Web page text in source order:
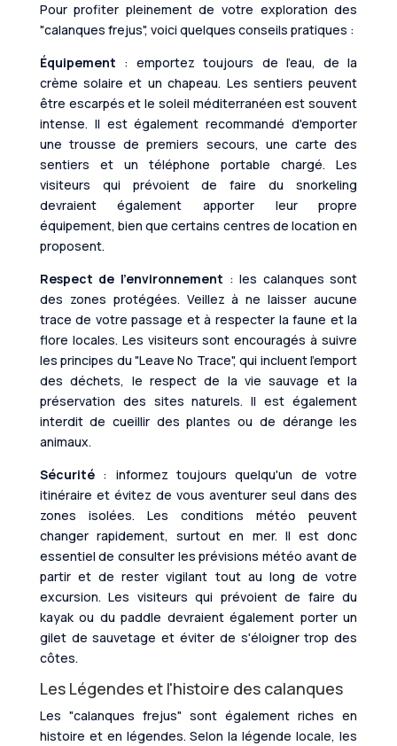
Pour profiter pleinement de votre exploration des
"calanques frejus", voici quelques conseils pratiques :
Équipement : emportez toujours de l'eau, de la
crème solaire et un chapeau. Les sentiers peuvent
être escarpés et le soleil méditerranéen est souvent
intense. Il est également recommandé d'emporter
une trousse de premiers secours, une carte des
sentiers et un téléphone portable chargé. Les
visiteurs qui prévoient de faire du snorkeling
devraient également apporter leur propre
équipement, bien que certains centres de location en
proposent.
Respect de l'environnement : les calanques sont
des zones protégées. Veillez à ne laisser aucune
trace de votre passage et à respecter la faune et la
flore locales. Les visiteurs sont encouragés à suivre
les principes du "Leave No Trace", qui incluent l'emport
des déchets, le respect de la vie sauvage et la
préservation des sites naturels. Il est également
interdit de cueillir des plantes ou de dérange les
animaux.
Sécurité: informez toujours quelqu'un de votre
itinéraire et évitez de vous aventurer seul dans des
zones isolées. Les conditions météo peuvent
changer rapidement, surtout en mer. Il est donc
essentiel de consulter les prévisions météo avant de
partir et de rester vigilant tout au long de votre
excursion. Les visiteurs qui prévoient de faire du
kayak ou du paddle devraient également porter un
gilet de sauvetage et éviter de s'éloigner trop des
côtes.
Les Légendes et l'histoire des calanques
Les "calanques frejus" sont également riches en
histoire et en légendes. Selon la légende locale, les